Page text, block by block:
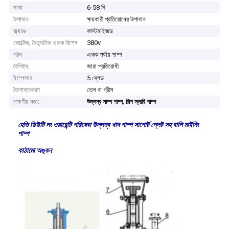
মাথা
6-58 মি
উপাদান
ক্ষয়কারী প্রতিরোধের উপাদান
ফ্ল্যাঞ্জ
কাস্টমাইজড
ভোল্টেজ, বৈদ্যুতিক একক বিশেষ
380v
গঠন
একক পর্যায় পাম্প
বৈশিষ্ট্য:
জারা প্রতিরোধী
ইম্পেলার
5 ব্লেড
তৈলাক্তকরণ
তেল বা গ্রীস
লক্ষণীয় করা:
উল্লম্ব সাম্প পাম্প,শিল্প স্লারি পাম্প
হেভি ডিউটি ​​লং ওয়ারেন্টি পরিষেবা উল্লম্ব খাদ পাম্প সাপোর্ট প্লেট সহ বালি মাইনিং
পাম্প
কাঠামো অঙ্কন